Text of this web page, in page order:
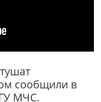
сообщили в
МЧС.